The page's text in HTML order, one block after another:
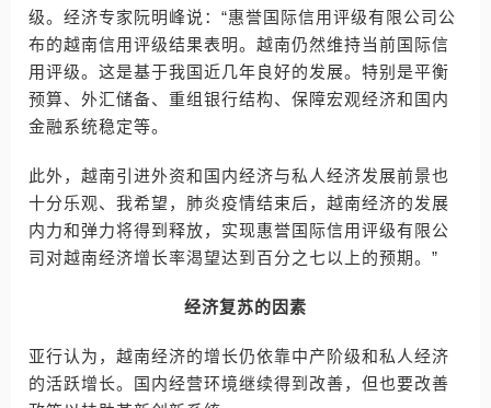
级。经济专家阮明峰说：“惠誉国际信用评级有限公司公
布的越南信用评级结果表明。越南仍然维持当前国际信
用评级。这是基于我国近几年良好的发展。特别是平衡
预算、外汇储备、重组银行结构、保障宏观经济和国内
金融系统稳定等。
此外，越南引进外资和国内经济与私人经济发展前景也
十分乐观、我希望，肺炎疫情结束后，越南经济的发展
内力和弹力将得到释放，实现惠誉国际信用评级有限公
司对越南经济增长率渴望达到百分之七以上的预期。”
经济复苏的因素
亚行认为，越南经济的增长仍依靠中产阶级和私人经济
的活跃增长。国内经营环境继续得到改善，但也要改善